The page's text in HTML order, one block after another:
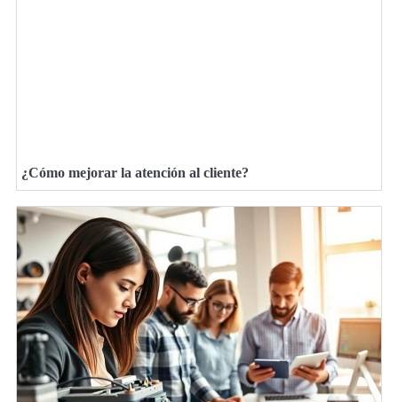
¿Cómo mejorar la atención al cliente?